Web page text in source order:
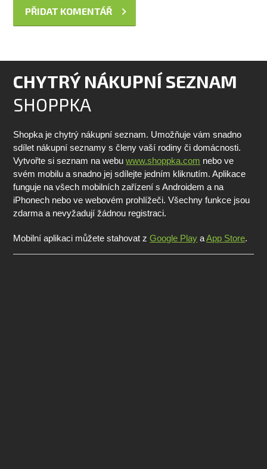
CHYTRÝ NÁKUPNÍ SEZNAM
SHOPPKA
Shopka je chytrý nákupní seznam. Umožňuje vám snadno
sdílet nákupní seznamy s členy vaší rodiny či domácnosti.
Vytvořte si seznam na webuwww.shoppka.com nebo ve
svém mobilu a snadno jej sdílejte jedním kliknutím. Aplikace
funguje na všech mobilních zařízení s Androidem a na
iPhonech nebo ve webovém prohlížeči. Všechny funkce jsou
zdarma a nevyžadují žádnou registraci.
Mobilní aplikaci můžete stahovat zGoogle Play aApp Store.